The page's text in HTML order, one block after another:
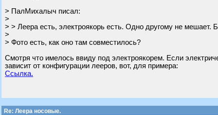
> ПалМихалыч писал:
>
> > Леера есть, электроякорь есть. Одно другому не мешает.
>
> Фото есть, как оно там совместилось?
Смотря что имелось ввиду под электроякорем. Если
зависит от конфигурации лееров, вот, для примера:
Ссылка.
Re: Леера носовые.